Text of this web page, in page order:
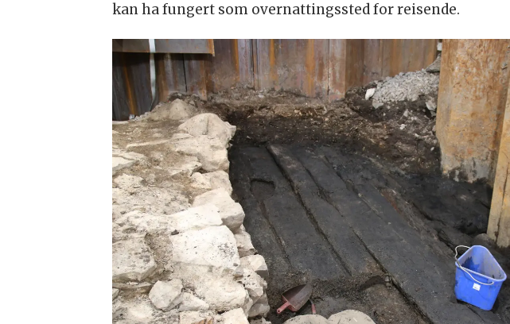
kan ha fungert som overnattingssted for reisende.